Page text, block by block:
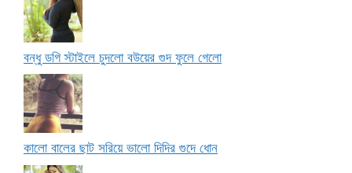
বন্ধু ডগি স্টাইলে চুদলো বউয়ের গুদ ফুলে গেলো
কালো বালের ছাট সরিয়ে ভালো দিদির গুদে ধোন